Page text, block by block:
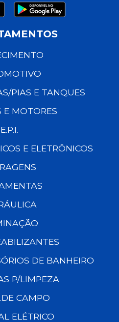
PIAS E TANQUES
E MOTORES
E.P.I.
E ELETRÔNICOS
DE BANHEIRO
P/LIMPEZA
CAMPO
ELÉTRICO